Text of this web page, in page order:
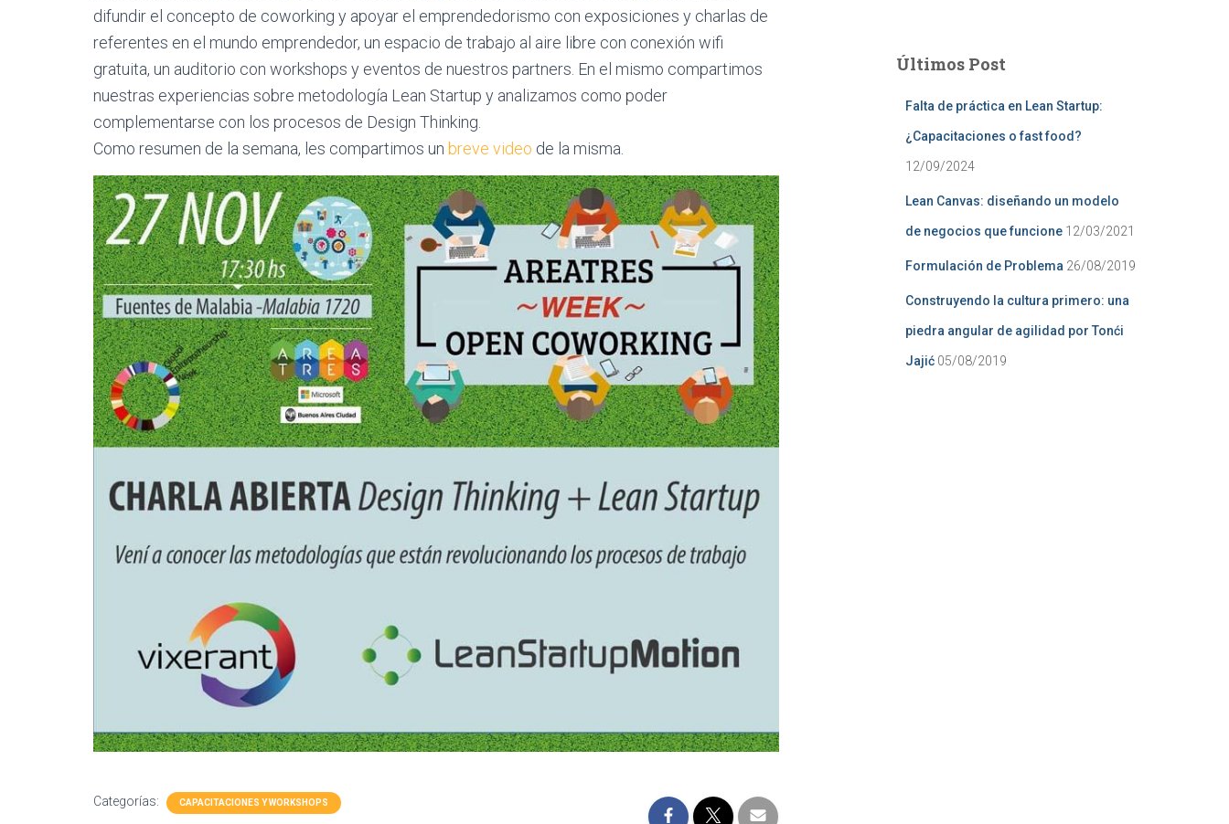
difundir el concepto de coworking y apoyar el emprendedorismo con exposiciones y charlas de
referentes en el mundo emprendedor, un espacio de trabajo al aire libre con conexión wifi
gratuita, un auditorio con workshops y eventos de nuestros partners. En el mismo compartimos
nuestras experiencias sobre metodología Lean Startup y analizamos como poder
complementarse con los procesos de Design Thinking.
Como resumen de la semana, les compartimos un breve video de la misma.
Categorías: CAPACITACIONES Y WORKSHOPS
r
Últimos Post
Falta de práctica en Lean Startup:
¿Capacitaciones o fast food?
12/09/2024
Lean Canvas: diseñando un modelo
de negocios que funcione 12/03/2021
Formulación de Problema 26/08/2019
Construyendo la cultura primero: una
piedra angular de agilidad por Tonći
Jajić 05/08/2019